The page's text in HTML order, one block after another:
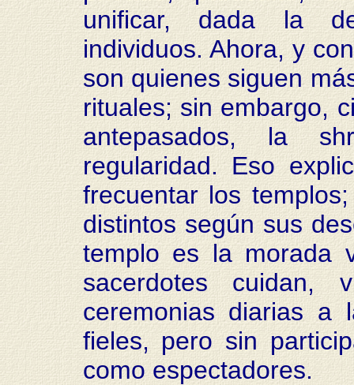
unificar, dada la
individuos. Ahora, y
son quienes siguen
rituales; sin embargo,
antepasados, la
regularidad. Eso
frecuentar los
distintos según sus
templo es la morada
sacerdotes cuidan,
ceremonias diarias a
fieles, pero sin
como espectadores.